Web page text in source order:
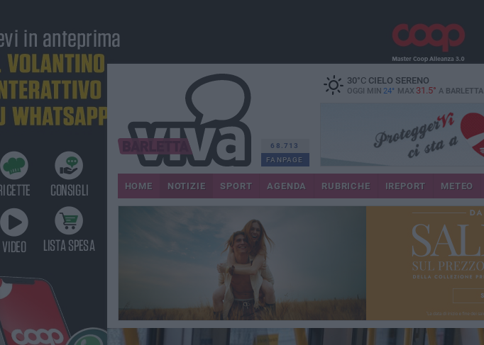
68.713
FANPAGE
30°CCIELO SERENO
OGGI MIN 24° MAX 31.5° A BARLETTA
HOME NOTIZIE SPORT AGENDA RUBRICHE IREPORT METEO